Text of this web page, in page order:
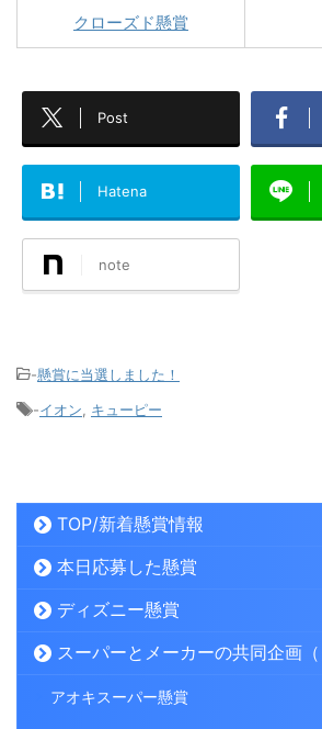
クローズド懸賞
Post
Hatena
note
-懸賞に当選しました！
-イオン キューピー
TOP/新着懸賞情報
本日応募した懸賞
ディズニー懸賞
スーパーとメーカーの共同企画（
アオキスーパー懸賞